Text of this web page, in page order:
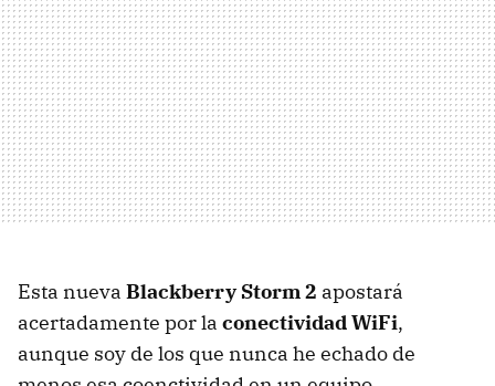
Esta nueva Blackberry Storm 2 apostará
acertadamente por la conectividad WiFi,
aunque soy de los que nunca he echado de